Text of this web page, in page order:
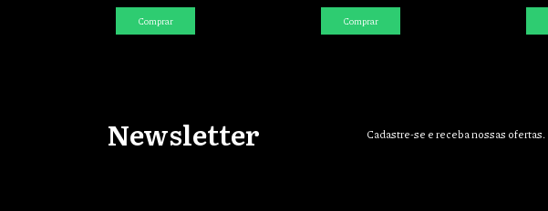
Comprar Comprar
Newsletter Cadastre-se e receba nossas ofertas.